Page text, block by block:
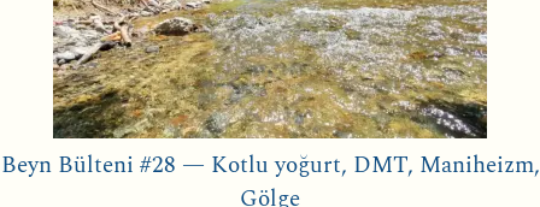
Beyn Bülteni #28 — Kotlu yoğurt, DMT, Maniheizm,
Gölge